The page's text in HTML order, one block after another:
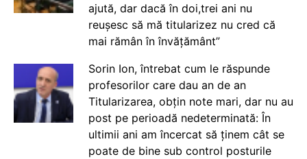
ajută, dar dacă în doi,trei ani nu
reușesc să mă titularizez nu cred că
mai rămân în învățământ”
Sorin Ion, întrebat cum le răspunde
profesorilor care dau an de an
Titularizarea, obțin note mari, dar nu au
post pe perioadă nedeterminată: În
ultimii ani am încercat să ținem cât se
poate de bine sub control posturile